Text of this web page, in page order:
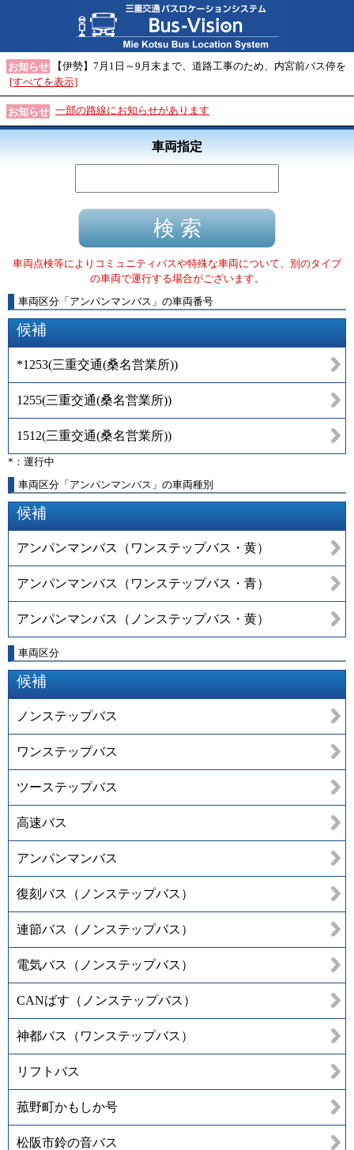
お知らせ
【伊勢】7月1日～9月末まで、道路工事のため、内宮前バス停を
[すべてを表示]
お知らせ 一部の路線にお知らせがあります
車両指定
車両点検等によりコミュニティバスや特殊な車両について、別のタイプ
の車両で運行する場合がございます。
車両区分 「 アンパンマンバス 」 の車両番号
候補
*1253(三重交通(桑名営業所))
1255(三重交通(桑名営業所))
1512(三重交通(桑名営業所))
*：運行中
車両区分「アンパンマンバス」の車両種別
候補
アンパンマンバス（ワンステップバス・黄）
アンパンマンバス（ワンステップバス・青）
アンパンマンバス（ノンステップバス・黄）
車両区分
候補
ノンステップバス
ワンステップバス
ツーステップバス
高速バス
アンパンマンバス
復刻バス（ノンステップバス）
連節バス（ノンステップバス）
電気バス（ノンステップバス）
CANばす（ノンステップバス）
神都バス（ワンステップバス）
リフトバス
菰野町かもしか号
松阪市鈴の音バス